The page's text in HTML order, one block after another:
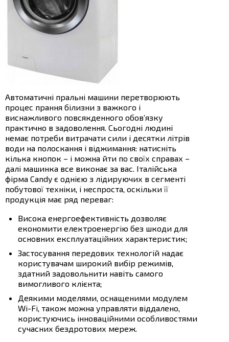
Автоматичні пральні машини перетворюють
процес прання білизни з важкого і
виснажливого повсякденного обов’язку
практично в задоволення. Сьогодні людині
немає потреби витрачати сили і десятки літрів
води на полоскання і віджимання: натисніть
кілька кнопок – і можна йти по своїх справах –
далі машинка все виконає за вас. Італійська
фірма Candy є однією з лідируючих в сегменті
побутової техніки, і неспроста, оскільки її
продукція має ряд переваг:
Висока енергоефективність дозволяє
економити електроенергію без шкоди для
основних експлуатаційних характеристик;
Застосування передових технологій надає
користувачам широкий вибір режимів,
здатний задовольнити навіть самого
вимогливого клієнта;
Деякими моделями, оснащеними модулем
Wi-Fi, також можна управляти віддалено,
користуючись інноваційними особливостями
сучасних бездротових мереж.